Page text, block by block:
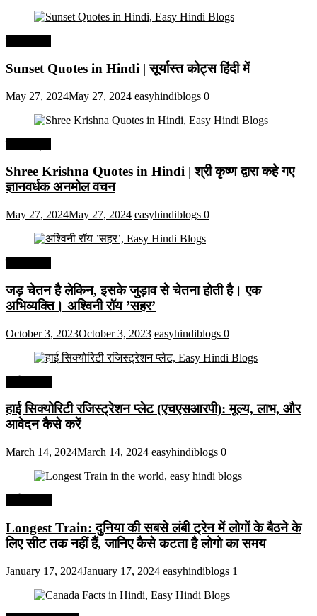
Sunset Quotes in Hindi | सूर्यास्त कोट्स हिंदी में
May 27, 2024May 27, 2024 easyhindiblogs 0
Shree Krishna Quotes in Hindi | श्री कृष्ण द्वारा कहे गए
ज्ञानवर्धक अनमोल वचन
May 27, 2024May 27, 2024 easyhindiblogs 0
जड़ चेतन है लेकिन, इसके जुड़ाव से चेतना होती है। एक
अभिव्यक्ति। अश्विनी रॉय ’सहर’
October 3, 2023October 3, 2023 easyhindiblogs 0
हाई सिक्योरिटी रजिस्ट्रेशन प्लेट (एचएसआरपी): मूल्य, लाभ, और
आवेदन कैसे करें
March 14, 2024March 14, 2024 easyhindiblogs 0
Longest Train: दुनिया की सबसे लंबी ट्रेन में लोगों के बैठने के
लिए सीट तक ​​नहीं हैं, जानिए कैसे कटता है लोगो का समय
January 17, 2024January 17, 2024 easyhindiblogs 1